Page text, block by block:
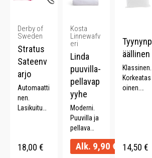
Derby of
Sweden
Stratus
Sateenv
arjo
Automaatti
nen.
Lasikuitua.
57 cm.
18,00 €
Kosta
Linnewafv
eri
Linda
puuvilla-
pellavap
yyhe
Moderni.
Puuvilla ja
pellava
sekoitus.
Imukykyine
Alk. 9,90 €
Tyynynp
äällinen
Klassinen.
Korkeatas
oinen.
14,50 €